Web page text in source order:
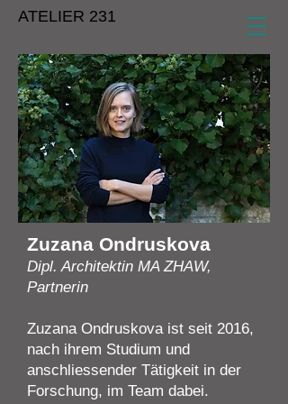
ATELIER 231
Zuzana Ondruskova
Dipl. Architektin MA ZHAW,
Partnerin
Zuzana Ondruskova ist seit 2016,
nach ihrem Studium und
anschliessender Tätigkeit in der
Forschung, im Team dabei.